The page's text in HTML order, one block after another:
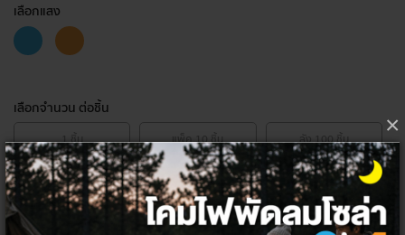
×
เลือกแสง
เลือกจำนวน ต่อชิ้น
1ชิ้น แพ็ค10ชิ้น ลัง100ชิ้น
โค้ด/คูปองส่วนลด
ส่วนลดท้ายบิล 5%